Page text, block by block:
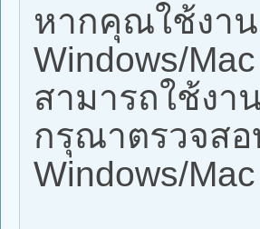
หากคุณใช้งา
Windows/
สามารถใช้งา
กรุณาตรวจสอ
Windows/